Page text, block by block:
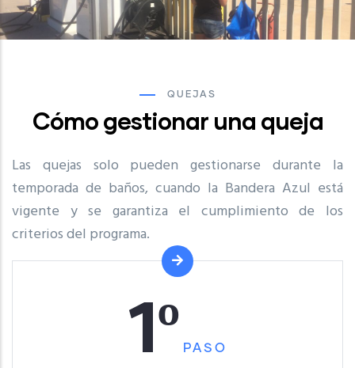
QUEJAS
Cómo gestionar una queja
Las quejas solo pueden gestionarse durante la
temporada de baños, cuando la Bandera Azul está
vigente y se garantiza el cumplimiento de los
criterios del programa.
1º PASO